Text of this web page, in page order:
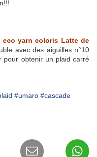
eco yarn coloris Latte de
avec des aiguilles n°10
pour obtenir un plaid carré
#umaro #cascade